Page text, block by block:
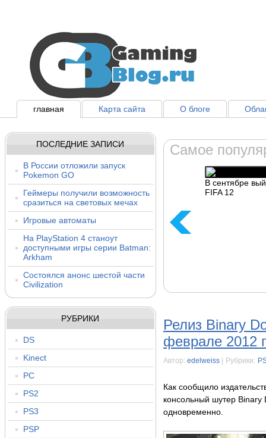
главная Карта сайта О блоге
ПОСЛЕДНИЕ ЗАПИСИ
В России отложили запуск
Pokemon GO
Геймеры получили возможность
сразиться на световых мечах
Игровые автоматы
На PlayStation 4 станоут
доступными игры серии Batman:
Arkham
Состоялся анонс шестой части
Civilization
РУБРИКИ
DS
Kinect
PC
PS2
PS3
PSP
Самое
В сентябре
FIFA 12
Релиз Binary
феврале 2012
Автор: edelweiss Рубрики:
Как сообщило
консольный шутер Binary
одновременно.